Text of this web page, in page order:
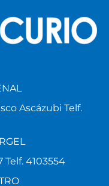
Ascázubi Telf.
Telf. 4103554